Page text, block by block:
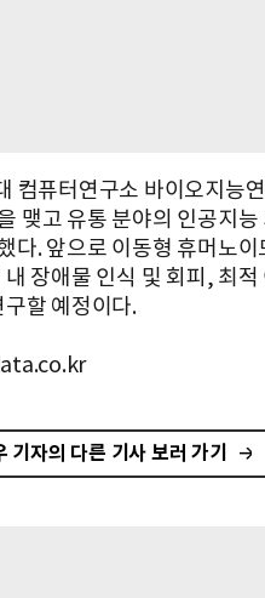
컴퓨터연구소 바이오지능
맺고 유통 분야의 인공지
다. 앞으로 이동형 휴머노
장애물 인식 및 회피, 최
할 예정이다.
기자의 다른 기사 보러 가기